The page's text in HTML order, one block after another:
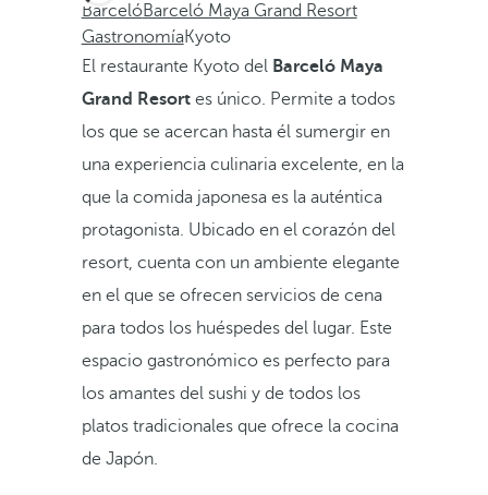
BarcelóBarceló Maya Grand Resort
GastronomíaKyoto
El restaurante Kyoto del Barceló Maya
Grand Resortes único. Permite a todos
los que se acercan hasta él sumergir en
una experiencia culinaria excelente, en la
que la comida japonesa es la auténtica
protagonista. Ubicado en el corazón del
resort, cuenta con un ambiente elegante
en el que se ofrecen servicios de cena
para todos los huéspedes del lugar. Este
espacio gastronómico es perfecto para
los amantes del sushi y de todos los
platos tradicionales que ofrece la cocina
de Japón.